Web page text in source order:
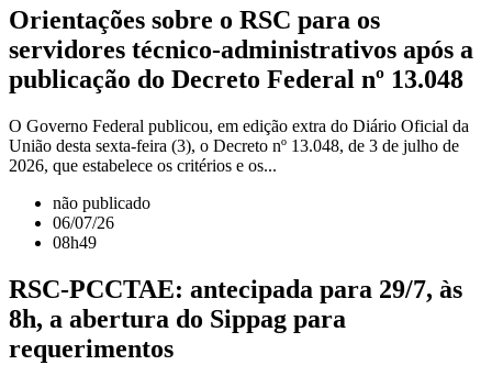
Orientações sobre o RSC para os
servidores técnico-administrativos após a
publicação do Decreto Federal nº 13.048
O Governo Federal publicou, em edição extra do Diário Oficial da
União desta sexta-feira (3), o Decreto nº 13.048, de 3 de julho de
2026, que estabelece os critérios e os...
não publicado
06/07/26
08h49
RSC-PCCTAE: antecipada para 29/7, às
8h, a abertura do Sippag para
requerimentos